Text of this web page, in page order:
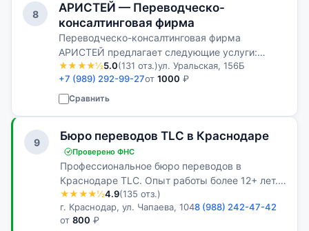
8
АРИСТЕЙ — Переводческо-
консалтинговая фирма
Переводческо-консалтинговая фирма
АРИСТЕЙ предлагает следующие услуги:
перевод документации любой направленности
и тематики, веб-сайтов, презентаций и т.д.
★★★★½5.0(131 отз.)ул. Уральская, 156Б
+7 (989) 292-99-27от 1000 ₽
Сравнить
9 Бюро переводов ТLC в Краснодаре
Проверено ФНС
Профессиональное бюро переводов в
Краснодаре TLC. Опыт работы более 12+ лет.
Индивидуальный подход к каждому клиенту.
Цены от 500 рублей за 1 страницу. Хотите
заказать услугу в нашем бюро переводов? Т…
★★★★½4.9(135 отз.)
г. Краснодар, ул. Чапаева, 1048 (988) 242-47-42
от 800 ₽